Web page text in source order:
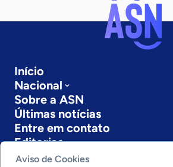
Início
Nacional
Sobre a ASN
Últimas notícias
Entre em contato
Editorias
Aviso de Cookies